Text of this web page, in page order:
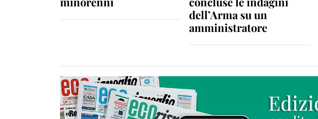
dell’Arma su un
amministratore